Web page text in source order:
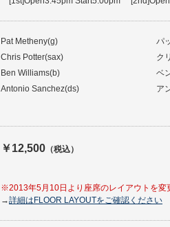
Pat Metheny(g)
パ
Chris Potter(sax)
ク
Ben Williams(b)
ベ
Antonio Sanchez(ds)
ア
￥12,500 （税込）
※2013年5月10日より座席のレイアウトを変
→詳細はFLOOR LAYOUTをご確認ください